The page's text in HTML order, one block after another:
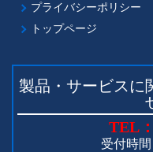
プライバシーポリシー
トップページ
製品・サービスに
TEL
受付時